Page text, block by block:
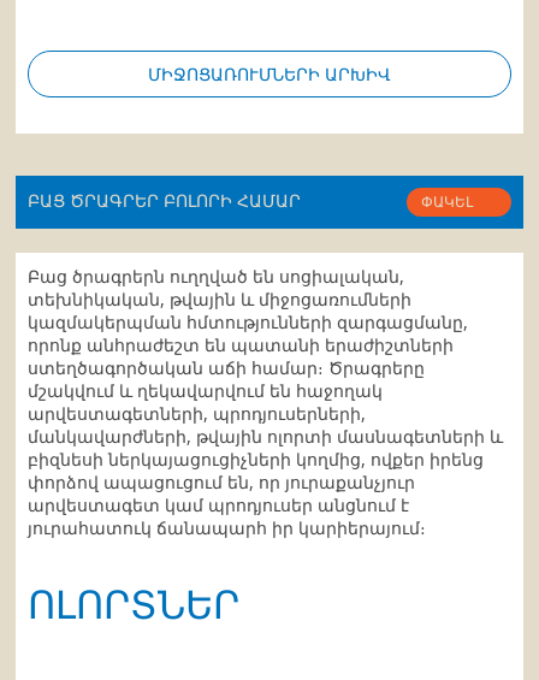
ՄԻՋՈՑԱՌՈՒՄՆԵՐԻ ԱՐԽԻՎ
ԲԱՑ ԾՐԱԳՐԵՐ ԲՈԼՈՐԻ ՀԱՄԱՐ ՓԱԿԵԼ
Բաց ծրագրերն ուղղված են սոցիալական,
տեխնիկական, թվային և միջոցառումների
կազմակերպման հմտությունների զարգացմանը,
որոնք անհրաժեշտ են պատանի երաժիշտների
ստեղծագործական աճի համար։ Ծրագրերը
մշակվում և ղեկավարվում են հաջողակ
արվեստագետների, պրոդյուսերների,
մանկավարժների, թվային ոլորտի մասնագետների և
բիզնեսի ներկայացուցիչների կողմից, ովքեր իրենց
փորձով ապացուցում են, որ յուրաքանչյուր
արվեստագետ կամ պրոդյուսեր անցնում է
յուրահատուկ ճանապարհ իր կարիերայում։
ՈԼՈՐՏՆԵՐ